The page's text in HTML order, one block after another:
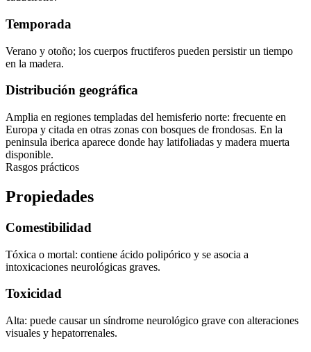
Temporada
Verano y otoño; los cuerpos fructiferos pueden persistir un tiempo
en la madera.
Distribución geográfica
Amplia en regiones templadas del hemisferio norte: frecuente en
Europa y citada en otras zonas con bosques de frondosas. En la
peninsula iberica aparece donde hay latifoliadas y madera muerta
disponible.
Rasgos prácticos
Propiedades
Comestibilidad
Tóxica o mortal: contiene ácido polipórico y se asocia a
intoxicaciones neurológicas graves.
Toxicidad
Alta: puede causar un síndrome neurológico grave con alteraciones
visuales y hepatorrenales.